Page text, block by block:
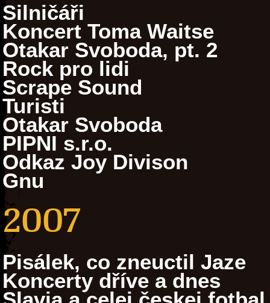
Silničáři
Koncert Toma Waitse
Otakar Svoboda, pt. 2
Rock pro lidi
Scrape Sound
Turisti
Otakar Svoboda
PIPNI s.r.o.
Odkaz Joy Divison
Gnu
2007
Pisálek, co zneuctil Jaze
Koncerty dříve a dnes